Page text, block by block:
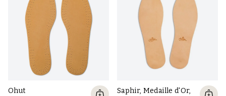
sitä taaksepäin, toimii usein erityisen hyvin loaferissa. Jos
kantapään alue on liian suuri, pehmeä kantapääpidike voi olla hyvä
vaihtoehto, joka täyttää kantapään ja tekee siitä pehmeämmän.
Koko kengän tai vain kengän takaosan pohjallinen voi myös auttaa
kantapään liukumiseen. Joskus kahden tai useamman edellä
mainitun yhdistelmä on paras ratkaisu kengästä ja jalasta riippuen.
Ohut
Saphir, Medaille d'Or,